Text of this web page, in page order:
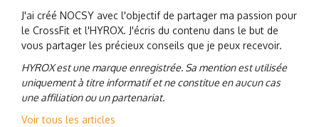
J'ai créé NOCSY avec l'objectif de partager ma passion pour
le CrossFit et l'HYROX. J'écris du contenu dans le but de
vous partager les précieux conseils que je peux recevoir.
HYROX est une marque enregistrée. Sa mention est utilisée
uniquement à titre informatif et ne constitue en aucun cas
une affiliation ou un partenariat.
Voir tous les articles